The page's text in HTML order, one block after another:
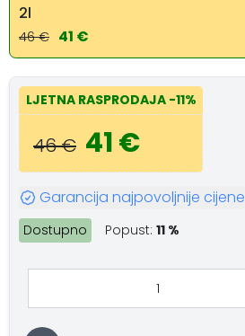
2l
46 € 41 €
LJETNA RASPRODAJA -11%
46 € 41 €
Garancija najpovoljnije cijene
Dostupno Popust: 11 %